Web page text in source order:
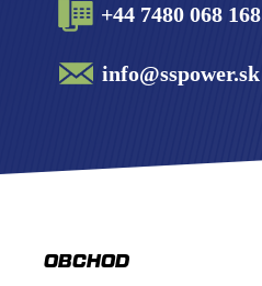
+44 7480 068 168
info@sspower.sk
OBCHOD